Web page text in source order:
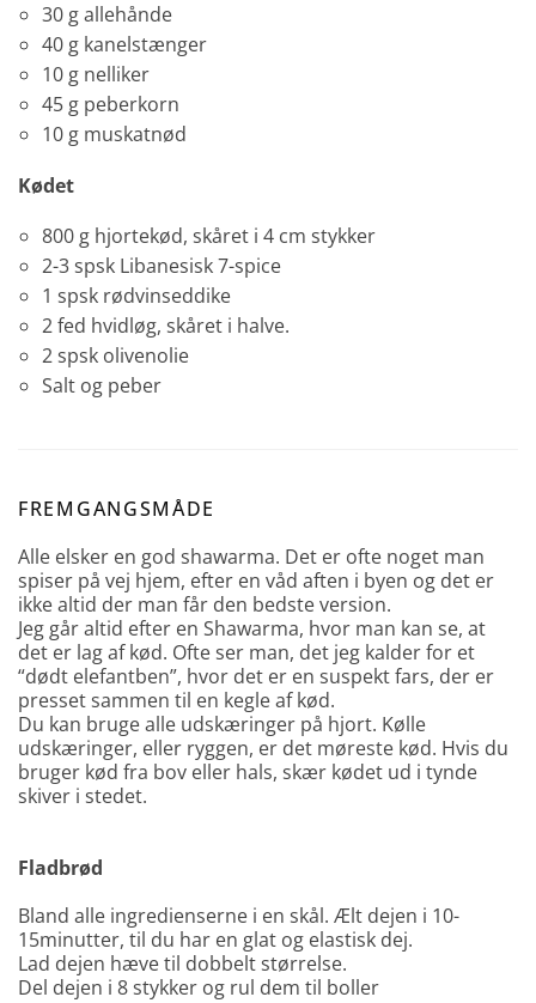
30 g allehånde
40 g kanelstænger
10 g nelliker
45 g peberkorn
10 g muskatnød
Kødet
800 g hjortekød, skåret i 4 cm stykker
2-3 spsk Libanesisk 7-spice
1 spsk rødvinseddike
2 fed hvidløg, skåret i halve.
2 spsk olivenolie
Salt og peber
FREMGANGSMÅDE
Alle elsker en god shawarma. Det er ofte noget man
spiser på vej hjem, efter en våd aften i byen og det er
ikke altid der man får den bedste version.
Jeg går altid efter en Shawarma, hvor man kan se, at
det er lag af kød. Ofte ser man, det jeg kalder for et
“dødt elefantben”, hvor det er en suspekt fars, der er
presset sammen til en kegle af kød.
Du kan bruge alle udskæringer på hjort. Kølle
udskæringer, eller ryggen, er det møreste kød. Hvis du
bruger kød fra bov eller hals, skær kødet ud i tynde
skiver i stedet.
Fladbrød
Bland alle ingredienserne i en skål. Ælt dejen i 10-
15minutter, til du har en glat og elastisk dej.
Lad dejen hæve til dobbelt størrelse.
Del dejen i 8 stykker og rul dem til boller